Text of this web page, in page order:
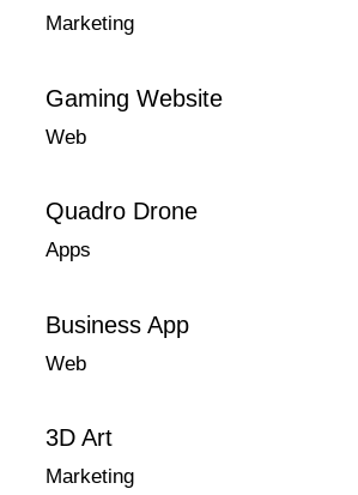
Marketing
Gaming Website
Web
Quadro Drone
Apps
Business App
Web
3D Art
Marketing